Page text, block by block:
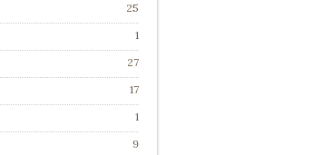
25
1
27
17
1
9